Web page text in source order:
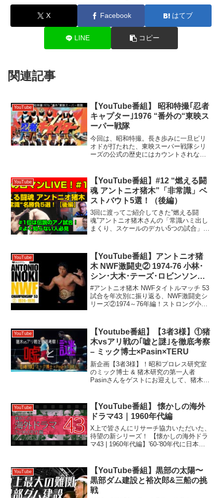
X Facebook はてブ
LINE コピー
関連記事
YouTube
【YouTube番組】 昭和特撮｢忍者
キャプター｣1976 “番外の“東映ス
ーパー戦隊
今回は、昭和特撮。長き歩みに一旦ピリ
オドが打たれた、東映スーパー戦隊シリ
ーズの公式の歴史にはカウントされな
化ポイント、魅力を解析します。 【チャ
プター】 00...
YouTube
【YouTube番組】#12 “燃える闘
魂 アントニオ猪木”「非常識」ベ
ストバウト5選！（後編）
3回に渡ってご紹介してきた”燃える闘
魂”アントニオ猪木さんの「常識ハミ出し
まくり、スケールのデカい5つの試合」最
くて･･･という方にもわかる「アントニオ
猪木ってナニが...
YouTube
【YouTube番組】アントニオ猪
木 NWF激闘史② 1974-76 小林･
シン･大木･テーズ･ロビンソン
#107
#アントニオ猪木 NWFタイトルマッチ 53
試合を年次別に振り返る、NWF激闘史シ
リーズ②1974～76年編！ストロング小
え、そしてビル･ロビンソンとの至高のフ
ルタイ...
YouTube
【Youtube番組】【3者3様】①猪
木vsアリ戦の｢嘘と謎｣を徹底考察
– ミック博士×Pasin×TERU
新企画【3者3様】！昭和プロレス研究室
のミック博士 & 猪木研究の第一人者
Pasinさんをゲストにお迎えして、猪木vs
東スポ史観を揺るがすミック博士の徹底
考察を基に...
YouTube
【YouTube番組】 懐かしの海外
ドラマ43｜1960年代編
X上で皆さんにリサーチ協力いただいた、
待望の新シリーズ！ 【懐かしの海外ドラ
マ43 | 1960年代編】'60-'80年代に日本で
スパイSFなど43作品を徹底解...
YouTube
【YouTube番組】黒部の太陽〜
黒部ダム建設と裕次郎&三船の挑
戦